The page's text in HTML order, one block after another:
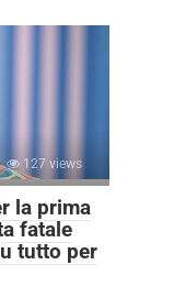
127 views
la prima
fatale
tutto per